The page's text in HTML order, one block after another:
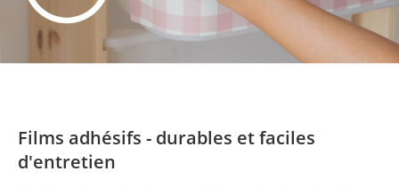
Films adhésifs - durables et faciles
d'entretien